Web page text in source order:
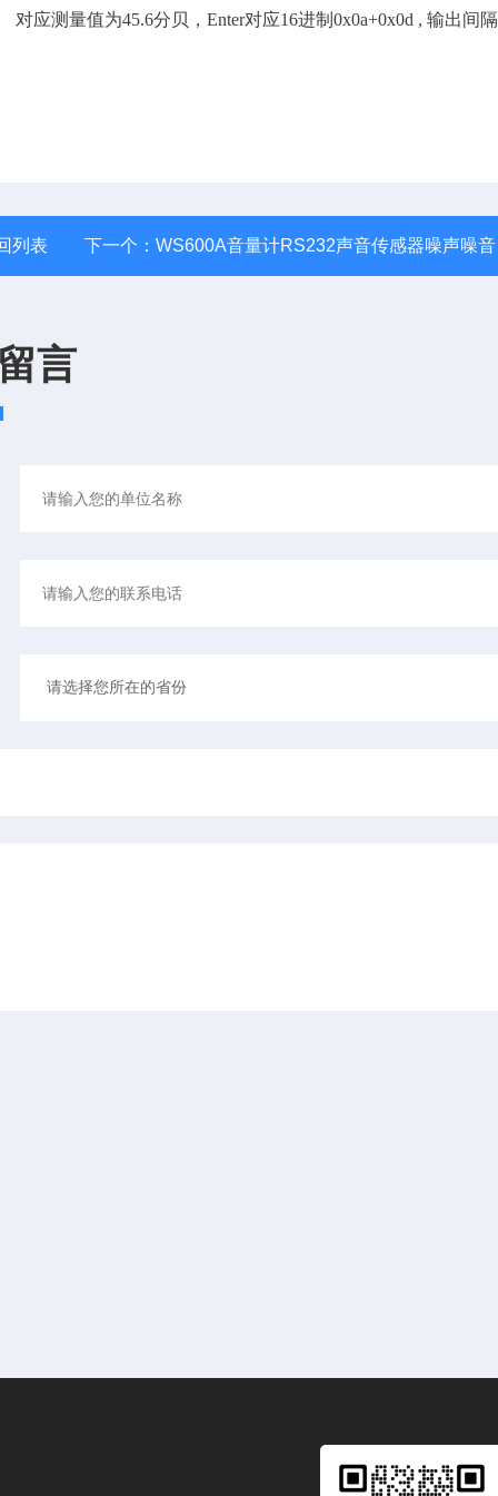
对应测量值为45.6分贝，Enter对应16进制0x0a+0x0d , 输出间
列表 下一个：WS600A音量计RS232声音传感器噪声噪音计变送器
言